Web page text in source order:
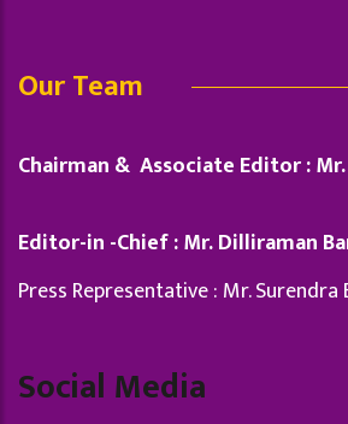
Our Team
Chairman & Associate Editor :
Editor-in -Chief : Mr. Dilliraman
Press Representative : Mr. Surendra
Social Media